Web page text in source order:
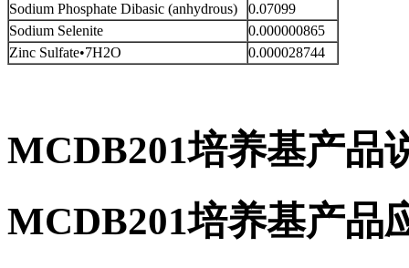
Sodium Phosphate Dibasic (anhydrous)
0.07099
Sodium Selenite
0.000000865
Zinc Sulfate•7H2O
0.000028744
MCDB201培养基产品
MCDB201培养基产品